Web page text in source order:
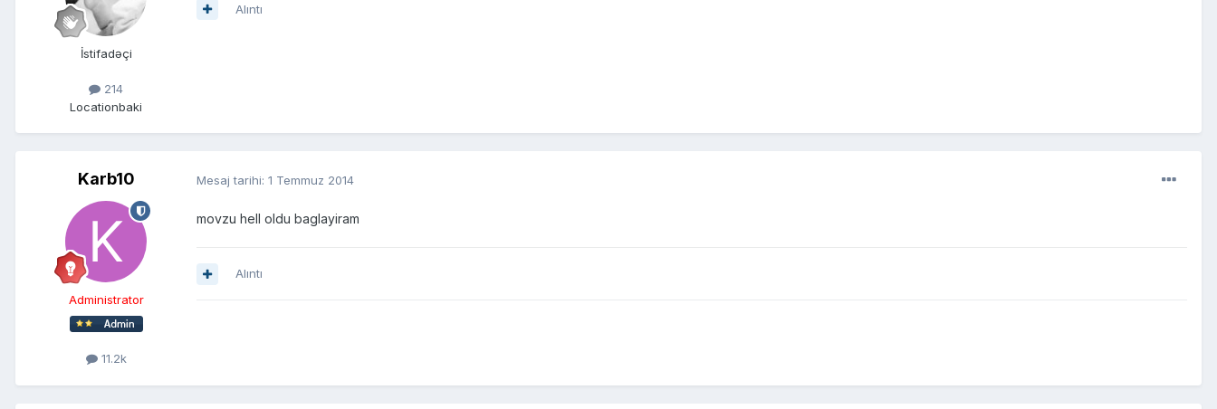
İstifadəçi
214
Locationbaki
Alıntı
Karb10
Administrator
11.2k
Mesaj tarihi: 1 Temmuz 2014
movzu hell oldu baglayiram
Alıntı